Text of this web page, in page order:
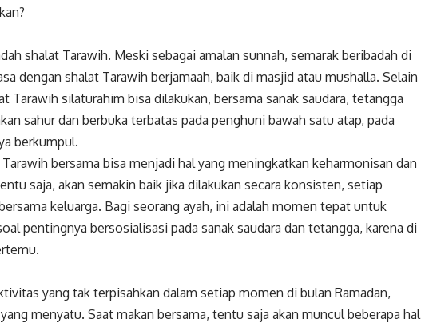
shalat Tarawih. Meski sebagai amalan sunnah, semarak beribadah di
dengan shalat Tarawih berjamaah, baik di masjid atau mushalla. Selain
Tarawih silaturahim bisa dilakukan, bersama sanak saudara, tetangga
sahur dan berbuka terbatas pada penghuni bawah satu atap, pada
berkumpul.
bersama bisa menjadi hal yang meningkatkan keharmonisan dan
saja, akan semakin baik jika dilakukan secara konsisten, setiap
keluarga. Bagi seorang ayah, ini adalah momen tepat untuk
pentingnya bersosialisasi pada sanak saudara dan tetangga, karena di
yang tak terpisahkan dalam setiap momen di bulan Ramadan,
menyatu. Saat makan bersama, tentu saja akan muncul beberapa hal